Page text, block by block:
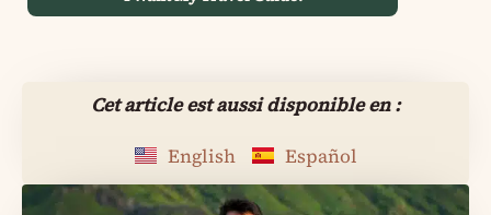
Cet article est aussi disponible en :
English
Español